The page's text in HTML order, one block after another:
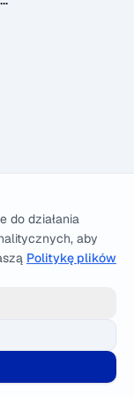
do działania
aby
Politykę plików